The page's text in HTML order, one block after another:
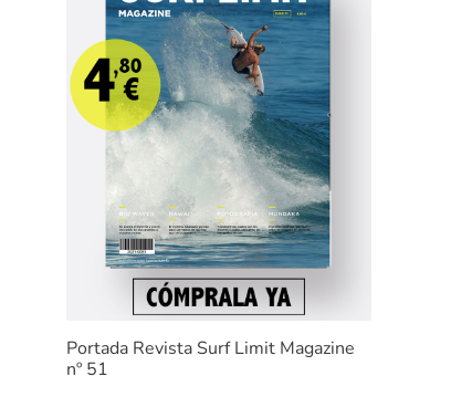
Portada Revista Surf Limit Magazine
nº 51